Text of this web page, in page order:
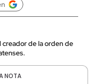
creador de la orden de
NOTA